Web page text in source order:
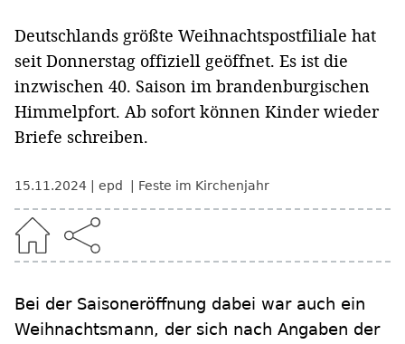
Deutschlands größte Weihnachtspostfiliale hat
seit Donnerstag offiziell geöffnet. Es ist die
inzwischen 40. Saison im brandenburgischen
Himmelpfort. Ab sofort können Kinder wieder
Briefe schreiben.
15.11.2024 epd Feste im Kirchenjahr
Bei der Saisoneröffnung dabei war auch ein
Weihnachtsmann, der sich nach Angaben der